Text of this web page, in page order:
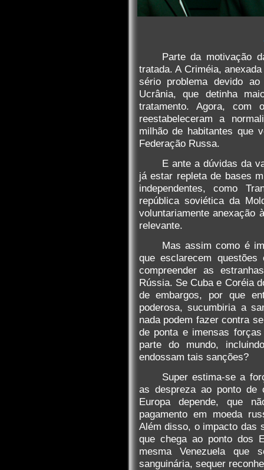
Parte da motivação
tratada. A Criméia,
sério problema devido
Ucrânia, que detinha
tratamento. Agora,
reestabeleceram a
milhão de habitantes que
Federação Russa.
E ante a dúvidas da
já estar repleta de bases
independentes, como
república soviética da
voluntariamente anexação
relevante.
Mas assim como é
que esclarecem
compreender as
Rússia. Se Cuba e Coréia
de embargos, por que
poderosa, sucumbiria a
nada podem fazer contra
de ponta e imensas
parte do mundo,
endossam tais sanções?
Super estima-se a
as despreza ao ponto de
Europa depende, que
pagamento em moeda
Além disso, o impacto das
que chega ao ponto dos
mesma Venezuela que
sanguinária, sequer